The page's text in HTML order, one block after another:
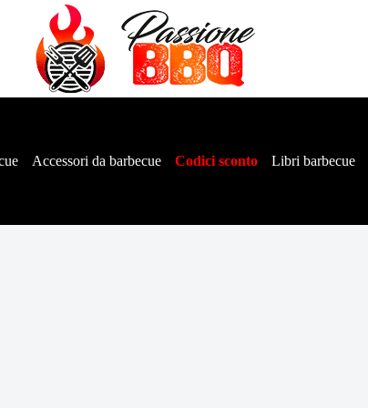
Accessori da barbecue Codici sconto Libri barbecue